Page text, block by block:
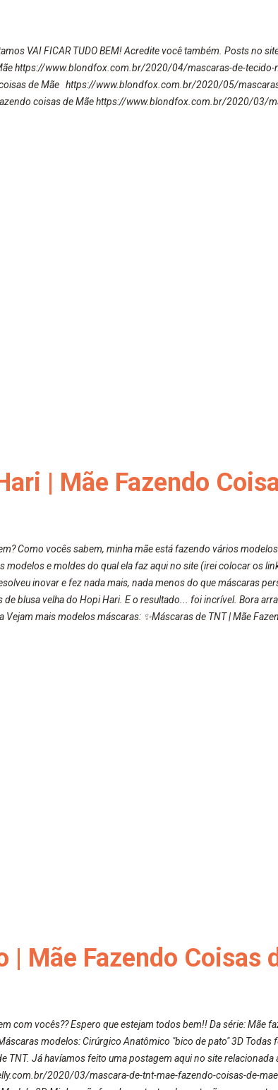
VAI FICAR TUDO BEM! Acredite você também. Posts no
https://www.blondfox.com.br/2020/04/mascaras-de-tecido-
de Mãe https://www.blondfox.com.br/2020/05/
coisas de Mãe https://www.blondfox.com.br/2020/03/
| Mãe Fazendo
Como vocês sabem, minha mãe está fazendo vários
modelos e moldes do qual ela faz aqui no site (irei colocar os
inovar e fez nada mais, nada menos do que máscaras
blusa velha do Hopi Hari. E o resultado... foi incrível. Bora
Vejam mais modelos máscaras: ✨Máscaras de TNT | Mãe
| Mãe Fazendo Coisas
com vocês?? Espero que estejam todos bem!! Da série: Mãe
modelos: Cirúrgico Anatômico "bico de pato" 3D Todas
TNT. Já havíamos feito uma postagem aqui no site relacionada
2020/03/mascara-de-tnt-mae-fazendo-coisas-de-